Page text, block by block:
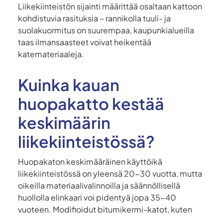
Liikekiinteistön sijainti määrittää osaltaan kattoon
kohdistuvia rasituksia – rannikolla tuuli- ja
suolakuormitus on suurempaa, kaupunkialueilla
taas ilmansaasteet voivat heikentää
katemateriaaleja.
Kuinka kauan
huopakatto kestää
keskimäärin
liikekiinteistössä?
Huopakaton keskimääräinen käyttöikä
liikekiinteistössä on yleensä 20-30 vuotta, mutta
oikeilla materiaalivalinnoilla ja säännöllisellä
huollolla elinkaari voi pidentyä jopa 35-40
vuoteen. Modifioidut bitumikermi-katot, kuten